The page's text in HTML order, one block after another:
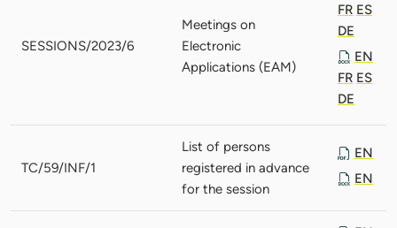
SESSIONS/2023/6
Meetings on
Electronic
Applications (EAM)
FR ES
DE
EN
FR ES
DE
TC/59/INF/1
List of persons
registered in advance
for the session
EN
EN